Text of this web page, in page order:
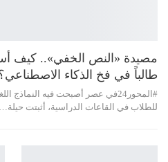
طالباً في فخ الذكاء
#المحور24 ​في عصر أصبحت فيه النماذج
للطلاب في القاعات الدراسية، أثبتت حيلة…